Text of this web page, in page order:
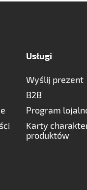
Usługi
Wyślij prezent
B2B
Program
Karty
produktów